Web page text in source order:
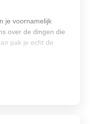
je voornamelijk
over de dingen die
pak je echt de